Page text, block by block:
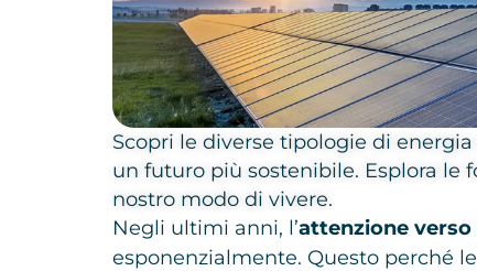
Scopri le diverse tipologie di
un futuro più sostenibile. Esplora le
nostro modo di vivere.
Negli ultimi anni, l’attenzione
esponenzialmente. Questo perché